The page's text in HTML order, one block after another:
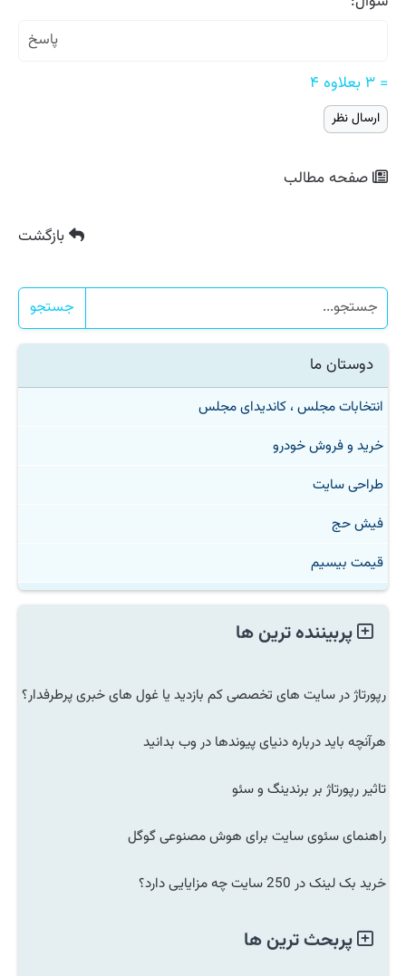
= ۳ بعلاوه ۴
صفحه مطالب
بازگشت
جستجو
دوستان ما
انتخابات مجلس ، کاندیدای مجلس
خرید و فروش خودرو
طراحی سایت
فیش حج
قیمت بیسیم
پربیننده ترین ها
رپورتاژ در سایت های تخصصی کم بازدید یا غول های خبری پرطرفدار؟
هرآنچه باید درباره دنیای پیوندها در وب بدانید
تاثیر رپورتاژ بر برندینگ و سئو
راهنمای سئوی سایت برای هوش مصنوعی گوگل
خرید بک لینک در 250 سایت چه مزایایی دارد؟
پربحث ترین ها